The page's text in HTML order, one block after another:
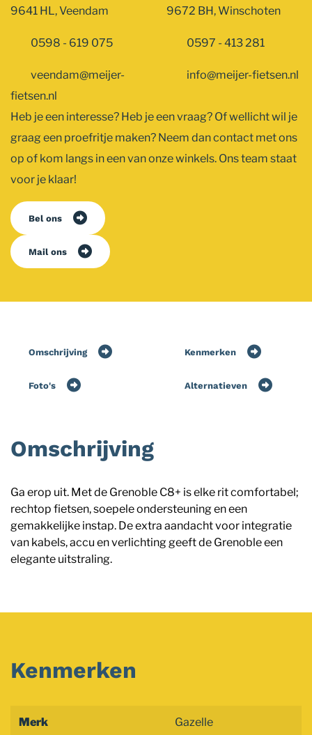
9641 HL, Veendam
0598 - 619 075
veendam@meijer-
fietsen.nl
9672 BH, Winschoten
0597 - 413 281
info@meijer-fietsen.nl
Heb je een interesse? Heb je een vraag? Of wellicht wil je
graag een proefritje maken? Neem dan contact met ons
op of kom langs in een van onze winkels. Ons team staat
voor je klaar!
Bel ons
Mail ons
Omschrijving Kenmerken
Foto's Alternatieven
Omschrijving
Ga erop uit. Met de Grenoble C8+ is elke rit comfortabel;
rechtop fietsen, soepele ondersteuning en een
gemakkelijke instap. De extra aandacht voor integratie
van kabels, accu en verlichting geeft de Grenoble een
elegante uitstraling.
Kenmerken
Merk Gazelle